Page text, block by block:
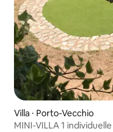
Villa ⋅ Porto-Vecchio